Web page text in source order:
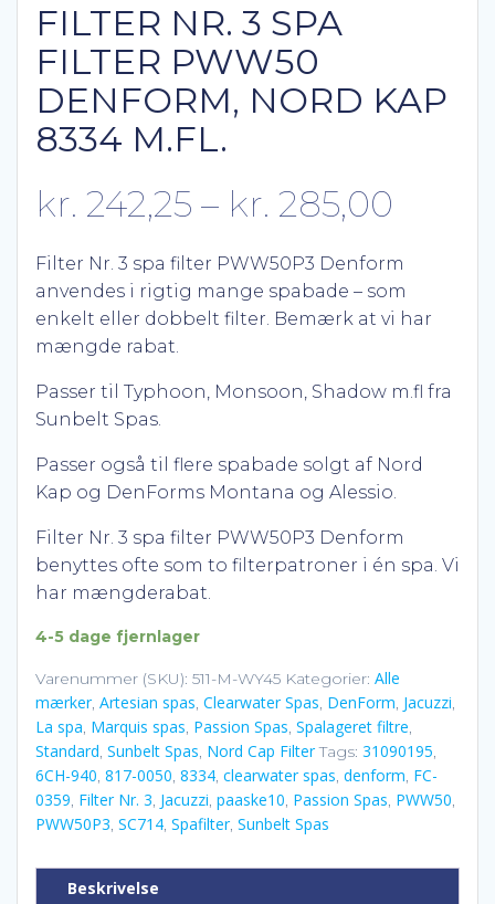
FILTER NR. 3 SPA
FILTER PWW50
DENFORM, NORD KAP
8334 M.FL.
kr. 242,25 – kr. 285,00
kr.
til
kr.
Filter Nr. 3 spa filter PWW50P3 Denform
anvendes i rigtig mange spabade – som
enkelt eller dobbelt filter. Bemærk at vi har
mængde rabat.
Passer til Typhoon, Monsoon, Shadow m.fl fra
Sunbelt Spas.
Passer også til flere spabade solgt af Nord
Kap og DenForms Montana og Alessio.
Filter Nr. 3 spa filter PWW50P3 Denform
benyttes ofte som to filterpatroner i én spa. Vi
har mængderabat.
4-5 dage fjernlager
Varenummer (SKU): 511-M-WY45 Kategorier: Alle
mærker, Artesian spas, Clearwater Spas, DenForm, Jacuzzi,
La spa, Marquis spas, Passion Spas, Spalageret filtre,
Standard, Sunbelt Spas, Nord Cap Filter Tags: 31090195,
6CH-940, 817-0050, 8334, clearwater spas, denform, FC-
0359, Filter Nr. 3, Jacuzzi, paaske10, Passion Spas, PWW50,
PWW50P3, SC714, Spafilter, Sunbelt Spas
Beskrivelse